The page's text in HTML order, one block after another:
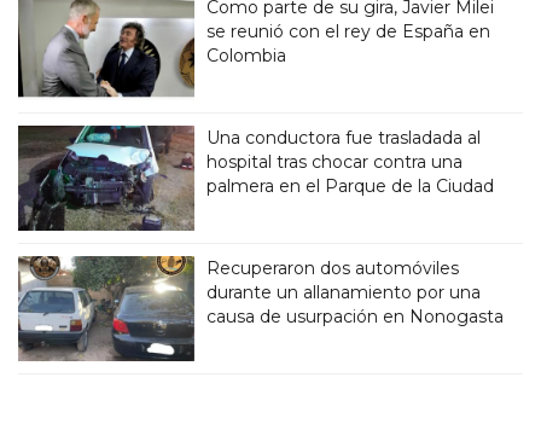
Como parte de su gira, Javier Milei
se reunió con el rey de España en
Colombia
Una conductora fue trasladada al
hospital tras chocar contra una
palmera en el Parque de la Ciudad
Recuperaron dos automóviles
durante un allanamiento por una
causa de usurpación en Nonogasta